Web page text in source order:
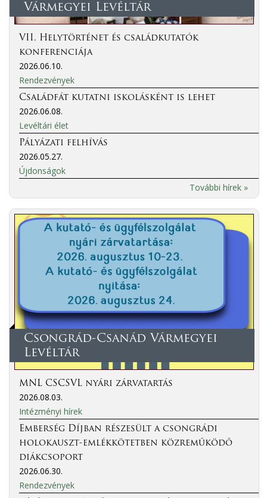
Vármegyei Levéltár
VII. Helytörténet és családkutatók
konferenciája
2026.06.10.
Rendezvények
Családfát kutatni iskolásként is lehet
2026.06.08.
Levéltári élet
Pályázati felhívás
2026.05.27.
Újdonságok
További hírek »
Csongrád-Csanád Vármegyei
Levéltár
MNL CSCSVL nyári zárvatartás
2026.08.03.
Intézményi hírek
Emberség Díjban részesült a csongrádi
holokauszt-emlékkötetben közreműködő
diákcsoport
2026.06.30.
Rendezvények